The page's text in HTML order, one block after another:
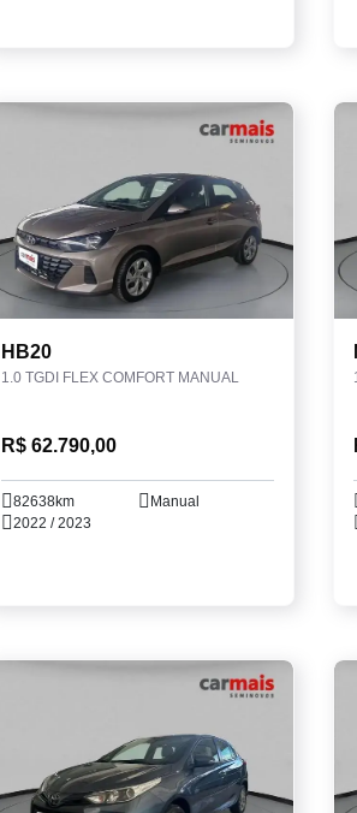
HB20
1.0 TGDI FLEX COMFORT MANUAL
R$ 62.790,00
82638km
Manual
2022 / 2023